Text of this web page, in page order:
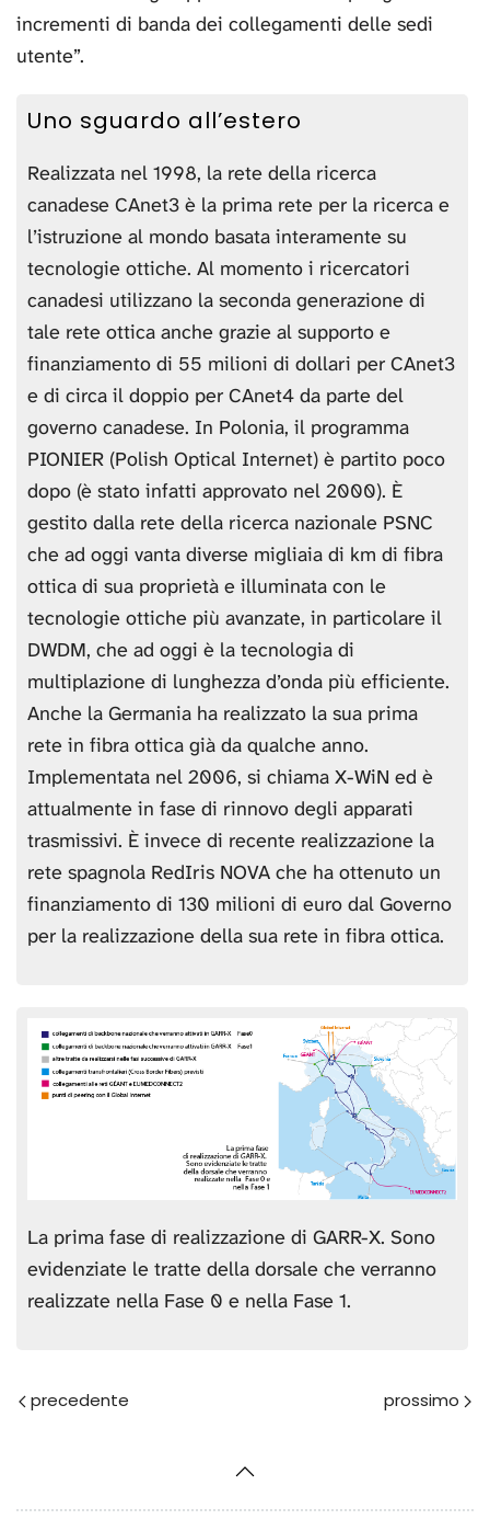
incrementi di banda dei collegamenti delle sedi
utente”.
Uno sguardo all’estero
Realizzata nel 1998, la rete della ricerca
canadese CAnet3 è la prima rete per la ricerca e
l’istruzione al mondo basata interamente su
tecnologie ottiche. Al momento i ricercatori
canadesi utilizzano la seconda generazione di
tale rete ottica anche grazie al supporto e
finanziamento di 55 milioni di dollari per CAnet3
e di circa il doppio per CAnet4 da parte del
governo canadese. In Polonia, il programma
PIONIER (Polish Optical Internet) è partito poco
dopo (è stato infatti approvato nel 2000). È
gestito dalla rete della ricerca nazionale PSNC
che ad oggi vanta diverse migliaia di km di fibra
ottica di sua proprietà e illuminata con le
tecnologie ottiche più avanzate, in particolare il
DWDM, che ad oggi è la tecnologia di
multiplazione di lunghezza d’onda più efficiente.
Anche la Germania ha realizzato la sua prima
rete in fibra ottica già da qualche anno.
Implementata nel 2006, si chiama X-WiN ed è
attualmente in fase di rinnovo degli apparati
trasmissivi. È invece di recente realizzazione la
rete spagnola RedIris NOVA che ha ottenuto un
finanziamento di 130 milioni di euro dal Governo
per la realizzazione della sua rete in fibra ottica.
La prima fase di realizzazione di GARR-X. Sono
evidenziate le tratte della dorsale che verranno
realizzate nella Fase 0 e nella Fase 1.